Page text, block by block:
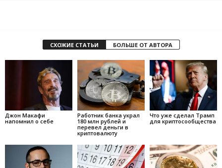
СХОЖИЕ СТАТЬИ БОЛЬШЕ ОТ АВТОРА
Джон Макафи
напомнил о себе
Работник банка украл
180 млн рублей и
перевел деньги в
криптовалюту
Что уже сделал Трамп
для криптосообщества